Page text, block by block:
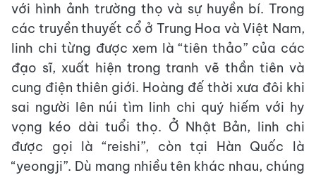
với hình ảnh trường thọ và sự huyền bí. Trong
các truyền thuyết cổ ở Trung Hoa và Việt Nam,
linh chi từng được xem là “tiên thảo” của các
đạo sĩ, xuất hiện trong tranh vẽ thần tiên và
cung điện thiên giới. Hoàng đế thời xưa đôi khi
sai người lên núi tìm linh chi quý hiếm với hy
vọng kéo dài tuổi thọ. Ở Nhật Bản, linh chi
được gọi là “reishi”, còn tại Hàn Quốc là
“yeongji”. Dù mang nhiều tên khác nhau, chúng